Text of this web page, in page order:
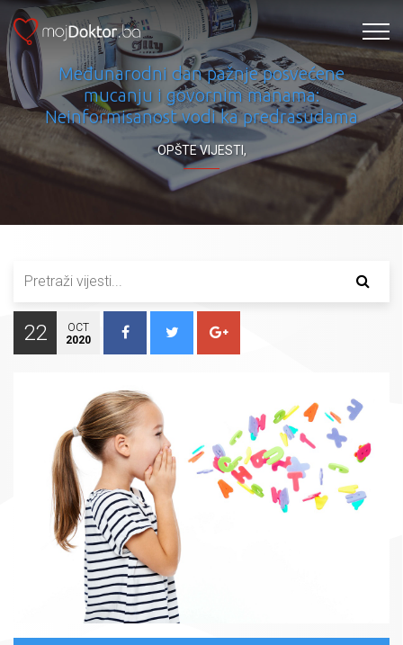
Međunarodni dan pažnje posvećene
mucanju i govornim manama:
Neinformisanost vodi ka predrasudama
OPŠTE VIJESTI,
22
OCT
2020